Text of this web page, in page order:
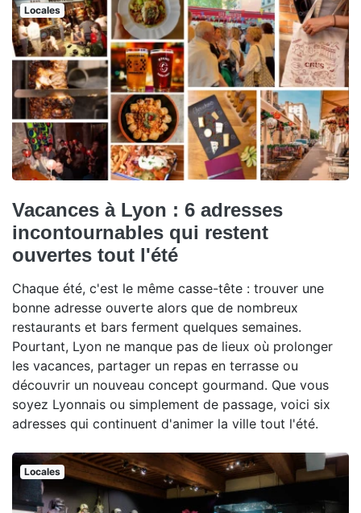
Locales
Vacances à Lyon : 6 adresses
incontournables qui restent
ouvertes tout l'été
Chaque été, c'est le même casse-tête : trouver une
bonne adresse ouverte alors que de nombreux
restaurants et bars ferment quelques semaines.
Pourtant, Lyon ne manque pas de lieux où prolonger
les vacances, partager un repas en terrasse ou
découvrir un nouveau concept gourmand. Que vous
soyez Lyonnais ou simplement de passage, voici six
adresses qui continuent d'animer la ville tout l'été.
Locales